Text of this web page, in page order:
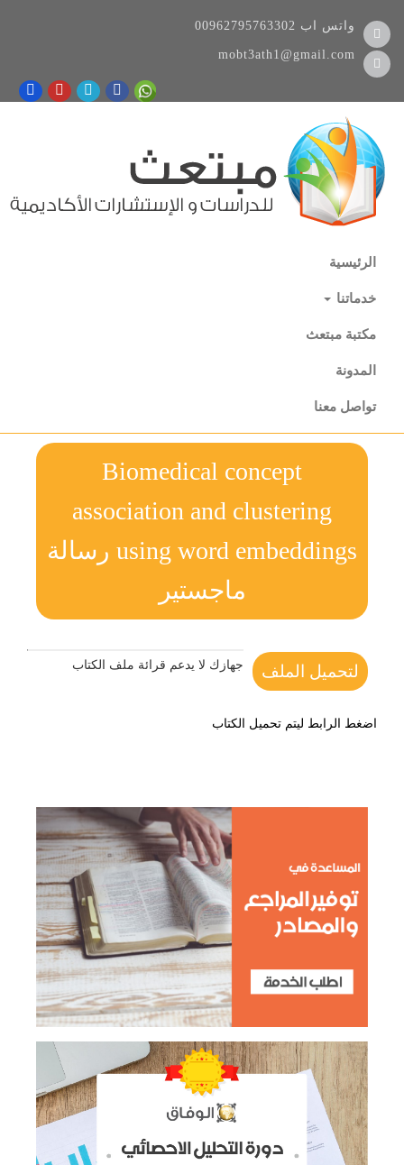
00962795763302 واتس اب
mobt3ath1@gmail.com
الرئيسية
خدماتنا
مكتبة مبتعث
المدونة
تواصل معنا
Biomedical concept
association and clustering
using word embeddings رسالة
ماجستير
لتحميل الملف جهازك لا يدعم قرائة ملف الكتاب
اضغط الرابط ليتم تحميل الكتاب